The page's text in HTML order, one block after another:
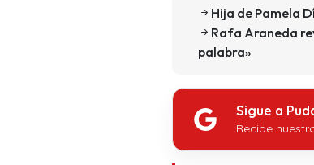
Hija de Pamela
Rafa Araneda
palabra»
Sigue a
Recibe